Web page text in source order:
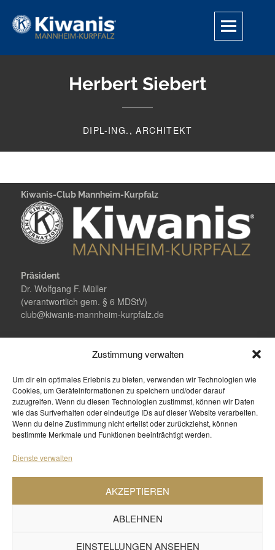
Zustimmung verwalten
Um dir ein optimales Erlebnis zu bieten, verwenden wir Technologien wie
Cookies, um Geräteinformationen zu speichern und/oder darauf
zuzugreifen. Wenn du diesen Technologien zustimmst, können wir Daten
wie das Surfverhalten oder eindeutige IDs auf dieser Website verarbeiten.
Wenn du deine Zustimmung nicht erteilst oder zurückziehst, können
bestimmte Merkmale und Funktionen beeinträchtigt werden.
Dienste verwalten
AKZEPTIEREN
ABLEHNEN
EINSTELLUNGEN ANSEHEN
content
Kiwanis-Club Mannheim-Kurpfalz
SERVING THE CHILDREN OF THE WORLD.
Herbert Siebert
DIPL-ING., ARCHITEKT
Kiwanis-Club Mannheim-Kurpfalz
Präsident
Dr. Wolfgang F. Müller
(verantwortlich gem. § 6 MDStV)
club@kiwanis-mannheim-kurpfalz.de
Sparkasse Rhein Neckar Nord
Weitere Clubs
Kiwanis Distrikt Deutschland
Kiwanis Europe
Impressum
Cookie-Richtlinie